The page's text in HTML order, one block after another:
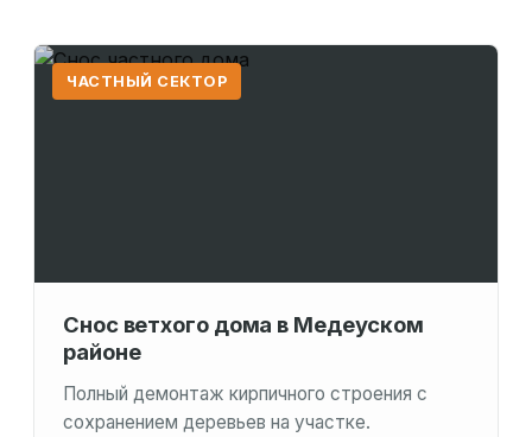
ЧАСТНЫЙ СЕКТОР
Снос ветхого дома в Медеуском
районе
Полный демонтаж кирпичного строения с
сохранением деревьев на участке.